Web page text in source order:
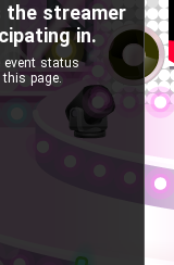
the streamer
in.
event status
page.